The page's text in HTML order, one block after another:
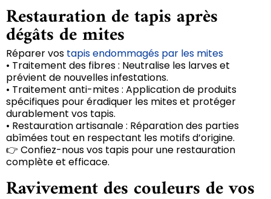
Restauration de tapis après
dégâts de mites
Réparer vos tapis endommagés par les mites
• Traitement des fibres : Neutralise les larves et
prévient de nouvelles infestations.
• Traitement anti-mites : Application de produits
spécifiques pour éradiquer les mites et protéger
durablement vos tapis.
• Restauration artisanale : Réparation des parties
abîmées tout en respectant les motifs d’origine.
👉 Confiez-nous vos tapis pour une restauration
complète et efficace.
Ravivement des couleurs de vos